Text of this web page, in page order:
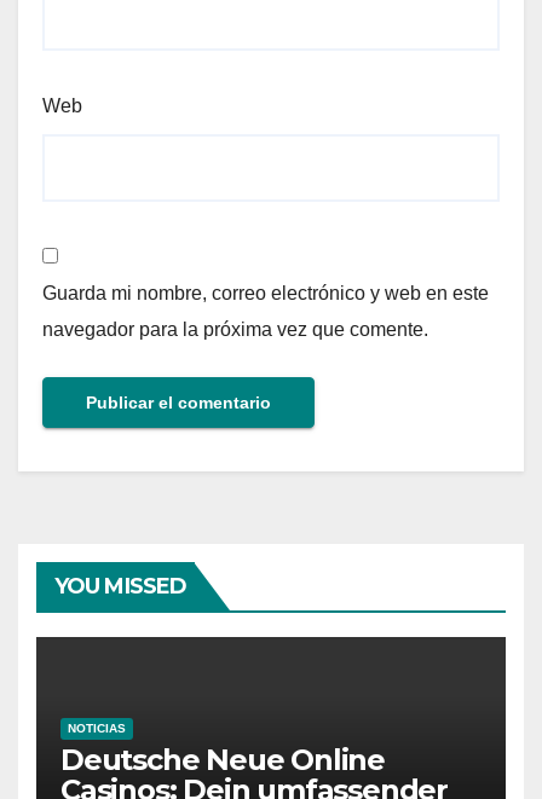
Web
Guarda mi nombre, correo electrónico y web en este
navegador para la próxima vez que comente.
YOU MISSED
NOTICIAS
Deutsche Neue Online
Casinos: Dein umfassender